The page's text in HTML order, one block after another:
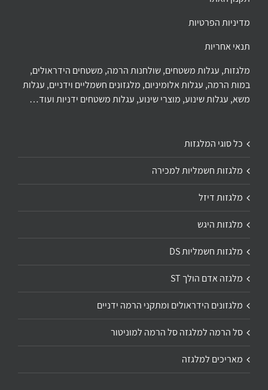
מדיניות הפרטיות
תנאי אחריות
מלגזות, עגלות משטחים, שולחנות הרמה, משטחים הידראולים,
במות הרמה, עגלות אלומיניום, מלגזונים חשמליים וידניים, עגלות
משא, עגלות שינוע, מוצרי שינוע, עגלות משטחים ידניות ועוד…
כל סוגי המלגזות
מלגזות חשמליות למכירה
מלגזות דיזל
מלגזות היגש
מלגזות חשמליות DS
מלגזה אדם הולך ST
מלגזונים הידראולים ומתקני הרמה ידניים
סל הרמה למלגזה סל הרמה למוניטור
מאריכים למלגזה